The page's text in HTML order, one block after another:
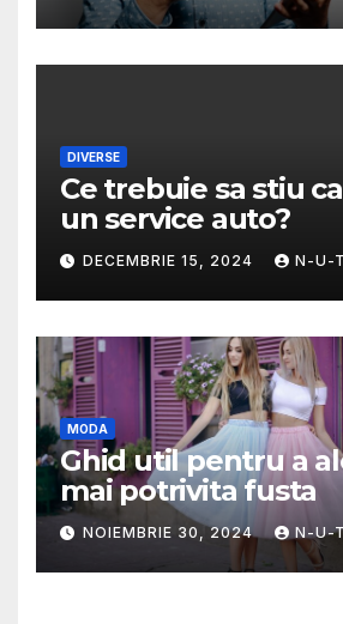
DIVERSE
Ce trebuie sa stiu
un service auto?
DECEMBRIE 15, 2024 N-U-
MODA
Ghid util pentru a
mai potrivita fusta
NOIEMBRIE 30, 2024 N-U-